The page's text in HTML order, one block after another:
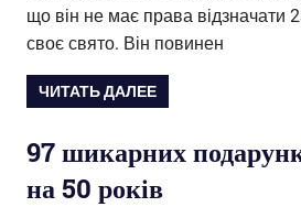
що він не має права відзначати
своє свято. Він повинен
ЧИТАТЬ ДАЛЕЕ
97 шикарних
на 50 років